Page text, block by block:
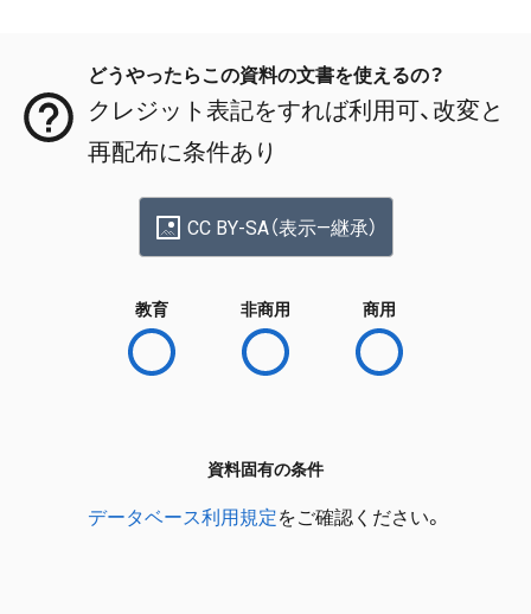
どうやったらこの資料の文書を使えるの？
クレジット表記をすれば利用可、改変と
再配布に条件あり
CC BY-SA（表示—継承）
教育 非商用 商用
資料固有の条件
データベース利用規定をご確認ください。